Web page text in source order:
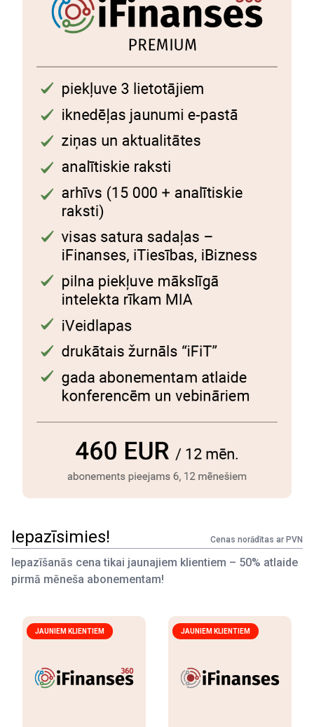
Iepazīsimies! Cenas norādītas ar PVN
Iepazīšanās cena tikai jaunajiem klientiem – 50% atlaide
pirmā mēneša abonementam!
JAUNIEM KLIENTIEM JAUNIEM KLIENTIEM